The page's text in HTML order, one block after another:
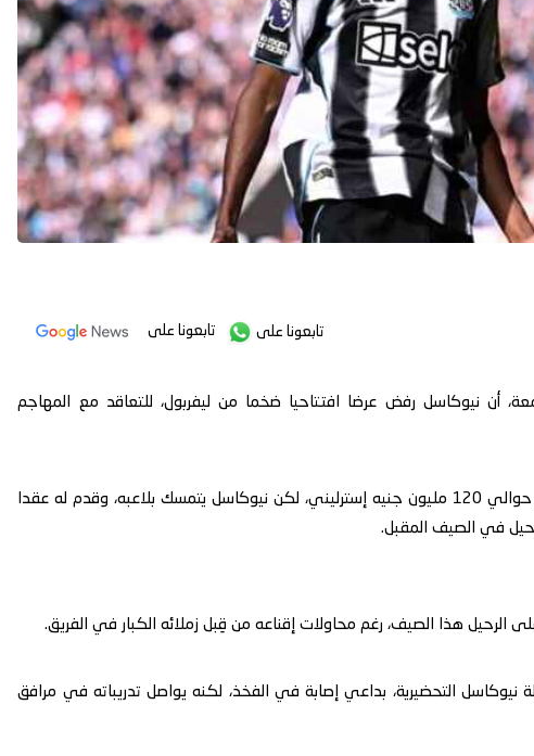
تابعونا على تابعونا على
أن نيوكاسل رفض عرضا افتتاحيا ضخما من ليفربول، للتعاقد مع المهاجم
وقالت صحيفة "ذا صن" إن العرض الأولي بلغ حوالي 120 مليون جنيه إسترليني، لكن نيوكاسل يتمسك بلاعبه، وقدم له عقدا
في الصيف المقبل.
الرحيل هذا الصيف، رغم محاولات إقناعه من قِبل زملائه الكبار في الفريق.
من العمر 25 عاما، عن جولة نيوكاسل التحضيرية، بداعي إصابة في الفخذ، لكنه يواصل تدريباته في مرافق